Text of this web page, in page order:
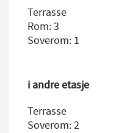
Terrasse
Rom: 3
Soverom: 1
i andre etasje
Terrasse
Soverom: 2